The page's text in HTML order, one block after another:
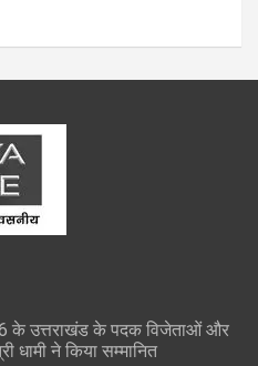
के उत्तराखंड के पदक विजेताओं और
धामी ने किया सम्मानित